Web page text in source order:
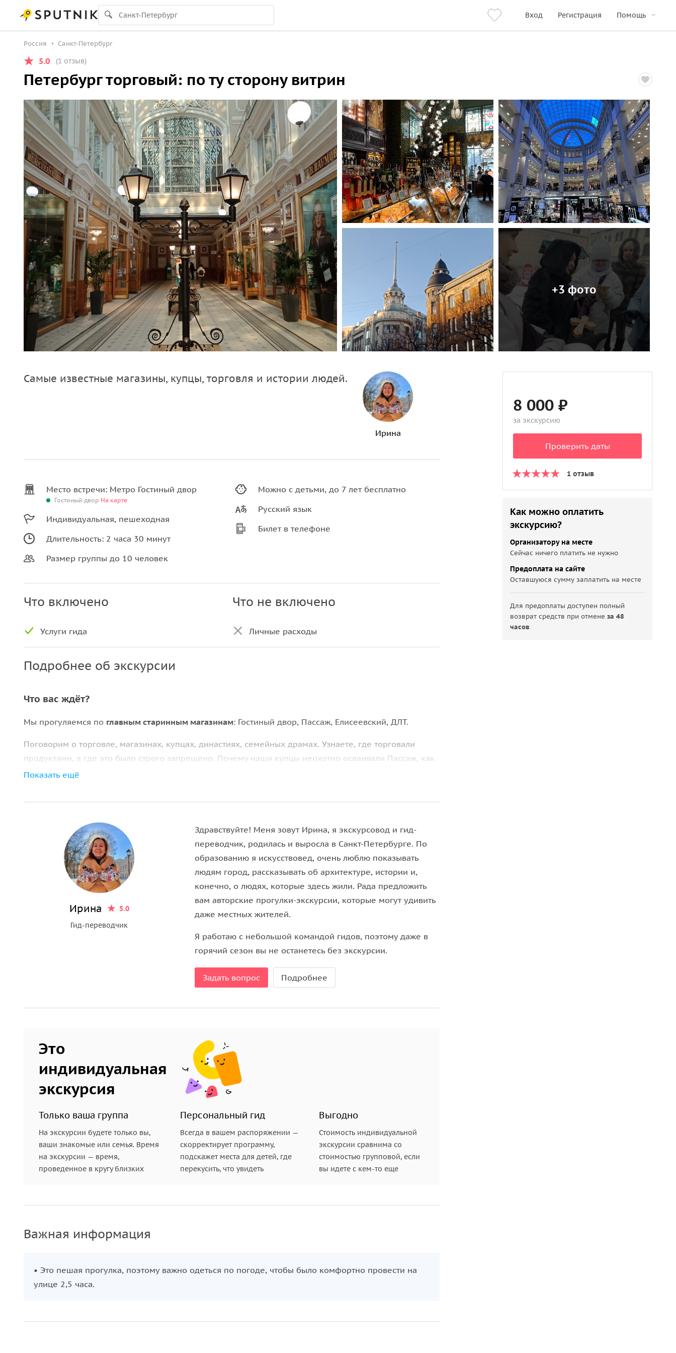
Вход Регистрация Помощь
Россия Санкт-Петербург
5.0 (1 отзыв)
Петербург торговый: по ту сторону витрин
+3 фото
Самые известные магазины, купцы, торговля и истории людей.
Ирина
Место встречи: Метро Гостиный двор
Гостиный двор На карте
Индивидуальная, пешеходная
Длительность: 2 часа 30 минут
Размер группы до 10 человек
Можно с детьми, до 7 лет бесплатно
Русский язык
Билет в телефоне
Что включено
Услуги гида
Что не включено
Личные расходы
Подробнее об экскурсии
Что вас ждёт?
Мы прогуляемся по главным старинным магазинам: Гостиный двор, Пассаж, Елисеевский, ДЛТ.
Поговорим о торговле, магазинах, купцах, династиях, семейных драмах. Узнаете, где торговали
продуктами, а где это было строго запрещено. Почему наши купцы неохотно осваивали Пассаж, как
сложилась судьба владельцев, что такое «гвардейская экономка».
• Карл Булла
• Братья Нобели
• Мебельный мастер Гамбс
Показать ещё
Ирина
5.0
Гид-переводчик
Здравствуйте! Меня зовут Ирина, я экскурсовод и гид-
переводчик, родилась и выросла в Санкт-Петербурге. По
образованию я искусствовед, очень люблю показывать
людям город, рассказывать об архитектуре, истории и,
конечно, о людях, которые здесь жили. Рада предложить
вам авторские прогулки-экскурсии, которые могут удивить
даже местных жителей.
Я работаю с небольшой командой гидов, поэтому даже в
горячий сезон вы не останетесь без экскурсии.
Задать вопрос Подробнее
Это
индивидуальная
экскурсия
Только ваша группа
На экскурсии будете только вы,
ваши знакомые или семья. Время
на экскурсии — время,
проведенное в кругу близких
Персональный гид
Всегда в вашем распоряжении —
скорректирует программу,
подскажет места для детей, где
перекусить, что увидеть
Выгодно
Стоимость индивидуальной
экскурсии сравнима со
стоимостью групповой, если
вы идете с кем-то еще
Важная информация
• Это пешая прогулка, поэтому важно одеться по погоде, чтобы было комфортно провести на
улице 2,5 часа.
8 000 ₽
за экскурсию
Проверить даты
1 отзыв
Как можно оплатить
экскурсию?
Организатору на месте
Сейчас ничего платить не нужно
Предоплата на сайте
Оставшуюся сумму заплатить на месте
Для предоплаты доступен полный
возврат средств при отменеза 48
часов